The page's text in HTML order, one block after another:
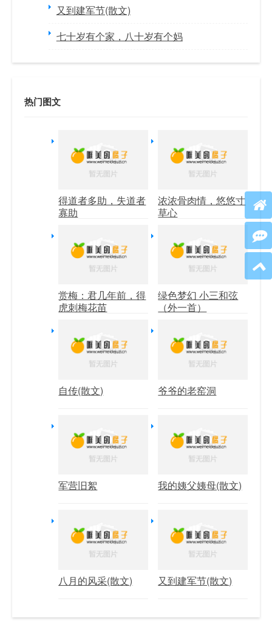
又到建军节(散文)
七十岁有个家，八十岁有个妈
热门图文
得道者多助，失道者
寡助
浓浓骨肉情，悠悠寸
草心
赏梅：君几年前，得
虎刺梅花苗
绿色梦幻 小三和弦
（外一首）
自传(散文) 爷爷的老窑洞
军营旧絮 我的姨父姨母(散文)
八月的风采(散文) 又到建军节(散文)